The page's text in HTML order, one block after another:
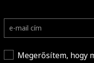
Megerősítem, hogy